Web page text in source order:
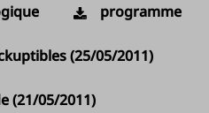
programme
(25/05/2011)
(21/05/2011)